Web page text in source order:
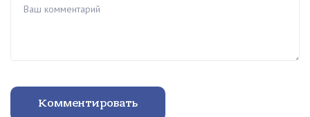
Комментировать